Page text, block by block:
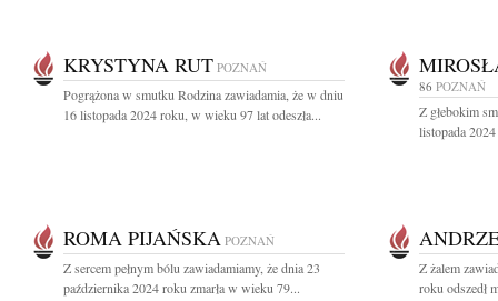
KRYSTYNA RUT POZNAŃ
Pogrążona w smutku Rodzina zawiadamia, że w dniu
16 listopada 2024 roku, w wieku 97 lat odeszła...
86 POZNAŃ
Z głebokim
listopada
ROMA PIJAŃSKA POZNAŃ
Z sercem pełnym bólu zawiadamiamy, że dnia 23
października 2024 roku zmarła w wieku 79...
Z żalem
roku odszedł